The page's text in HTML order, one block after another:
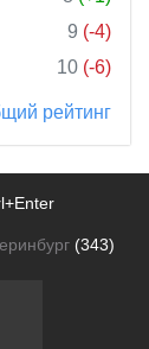
9 (-4)
10 (-6)
рейтинг
(343)